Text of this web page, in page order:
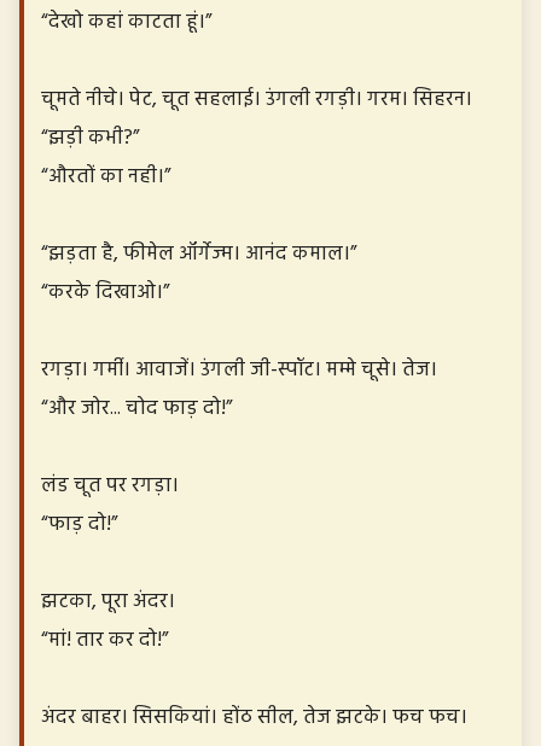
“देखो कहां काटता हूं।”
चूमते नीचे। पेट, चूत सहलाई। उंगली रगड़ी। गरम। सिहरन।
“झड़ी कभी?”
“औरतों का नही।”
“झड़ता है, फीमेल ऑर्गेज्म। आनंद कमाल।”
“करके दिखाओ।”
रगड़ा। गर्मी। आवाजें। उंगली जी-स्पॉट। मम्मे चूसे। तेज।
“और जोर... चोद फाड़ दो!”
लंड चूत पर रगड़ा।
“फाड़ दो!”
झटका, पूरा अंदर।
“मां! तार कर दो!”
अंदर बाहर। सिसकियां। होंठ सील, तेज झटके। फच फच।